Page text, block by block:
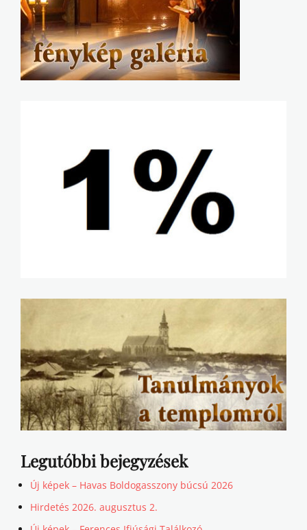
Legutóbbi bejegyzések
Új képek – Havas Boldogasszony búcsú 2026
Hirdetés 2026. augusztus 2.